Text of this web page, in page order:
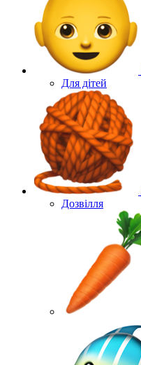
Для дітей
Дозвілля